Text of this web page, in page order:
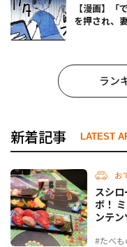
【漫画】「
を押され、
ラン
新着記事 LATEST
お
#たべも
スシ
ボ！
ンテン